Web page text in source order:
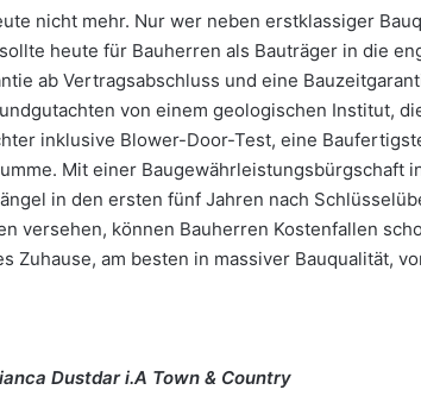
nicht mehr. Nur wer neben erstklassiger
heute für Bauherren als Bauträger in die
ab Vertragsabschluss und eine
von einem geologischen Institut,
inklusive Blower-Door-Test, eine
Mit einer Baugewährleistungsbürgschaft
in den ersten fünf Jahren nach
versehen, können Bauherren Kostenfallen
Zuhause, am besten in massiver Bauqualität,
Dustdar i.A Town & Country